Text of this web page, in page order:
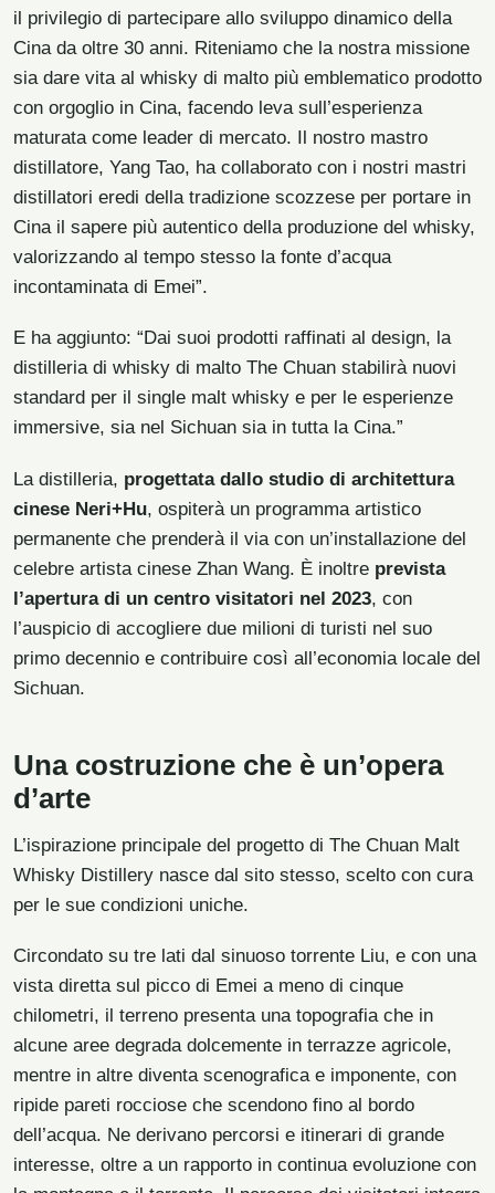
il privilegio di partecipare allo sviluppo dinamico della
Cina da oltre 30 anni. Riteniamo che la nostra missione
sia dare vita al whisky di malto più emblematico prodotto
con orgoglio in Cina, facendo leva sull’esperienza
maturata come leader di mercato. Il nostro mastro
distillatore, Yang Tao, ha collaborato con i nostri mastri
distillatori eredi della tradizione scozzese per portare in
Cina il sapere più autentico della produzione del whisky,
valorizzando al tempo stesso la fonte d’acqua
incontaminata di Emei”.
E ha aggiunto: “Dai suoi prodotti raffinati al design, la
distilleria di whisky di malto The Chuan stabilirà nuovi
standard per il single malt whisky e per le esperienze
immersive, sia nel Sichuan sia in tutta la Cina.”
La distilleria, progettata dallo studio di architettura
cinese Neri+Hu, ospiterà un programma artistico
permanente che prenderà il via con un’installazione del
celebre artista cinese Zhan Wang. È inoltre prevista
l’apertura di un centro visitatori nel 2023, con
l’auspicio di accogliere due milioni di turisti nel suo
primo decennio e contribuire così all’economia locale del
Sichuan.
Una costruzione che è un’opera
d’arte
L’ispirazione principale del progetto di The Chuan Malt
Whisky Distillery nasce dal sito stesso, scelto con cura
per le sue condizioni uniche.
Circondato su tre lati dal sinuoso torrente Liu, e con una
vista diretta sul picco di Emei a meno di cinque
chilometri, il terreno presenta una topografia che in
alcune aree degrada dolcemente in terrazze agricole,
mentre in altre diventa scenografica e imponente, con
ripide pareti rocciose che scendono fino al bordo
dell’acqua. Ne derivano percorsi e itinerari di grande
interesse, oltre a un rapporto in continua evoluzione con